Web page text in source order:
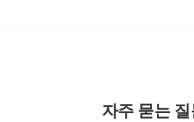
자주 묻는